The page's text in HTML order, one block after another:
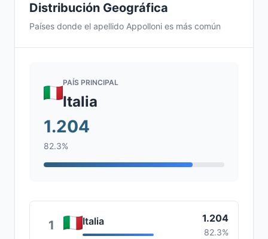
Distribución Geográfica
Países donde el apellido Appolloni es más común
PAÍS PRINCIPAL
Italia
1.204
82.3%
1 Italia 1.204
82.3%